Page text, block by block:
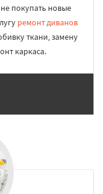
покупать новые
ремонт диванов
ткани, замену
каркаса.